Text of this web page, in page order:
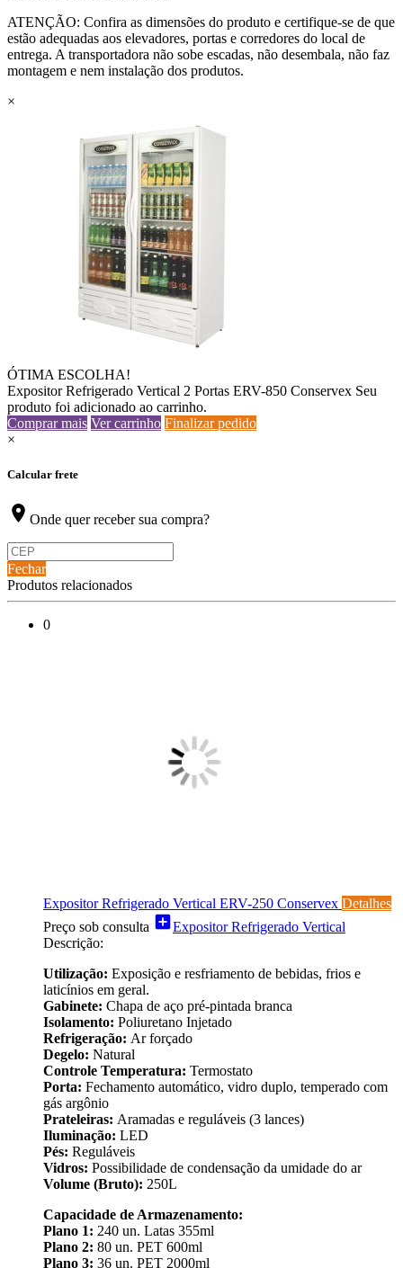
ATENÇÃO: Confira as dimensões do produto e certifique-se de que
estão adequadas aos elevadores, portas e corredores do local de
entrega. A transportadora não sobe escadas, não desembala, não faz
montagem e nem instalação dos produtos.
×
ÓTIMA ESCOLHA!
Expositor Refrigerado Vertical 2 Portas ERV-850 Conservex Seu
produto foi adicionado ao carrinho.
Comprar mais Ver carrinho Finalizar pedido
×
Calcular frete
location_on Onde quer receber sua compra?
Fechar
Produtos relacionados
0
Expositor Refrigerado Vertical ERV-250 Conservex Detalhes
Preço sob consulta add_boxExpositor Refrigerado Vertical
Descrição:
Utilização: Exposição e resfriamento de bebidas, frios e
laticínios em geral.
Gabinete: Chapa de aço pré-pintada branca
Isolamento: Poliuretano Injetado
Refrigeração: Ar forçado
Degelo: Natural
Controle Temperatura: Termostato
Porta: Fechamento automático, vidro duplo, temperado com
gás argônio
Prateleiras: Aramadas e reguláveis (3 lances)
Iluminação: LED
Pés: Reguláveis
Vidros: Possibilidade de condensação da umidade do ar
Volume (Bruto): 250L
Capacidade de Armazenamento:
Plano 1: 240 un. Latas 355ml
Plano 2: 80 un. PET 600ml
Plano 3: 36 un. PET 2000ml